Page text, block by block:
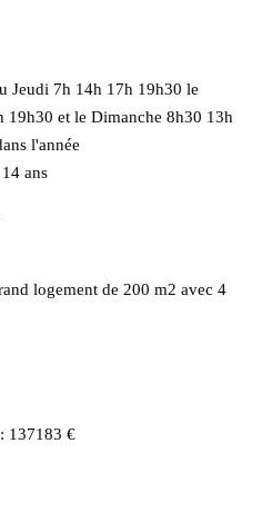
Jeudi 7h 14h 17h 19h30 le
19h30 et le Dimanche 8h30 13h
l'année
ans
logement de 200 m2 avec 4
137183 €